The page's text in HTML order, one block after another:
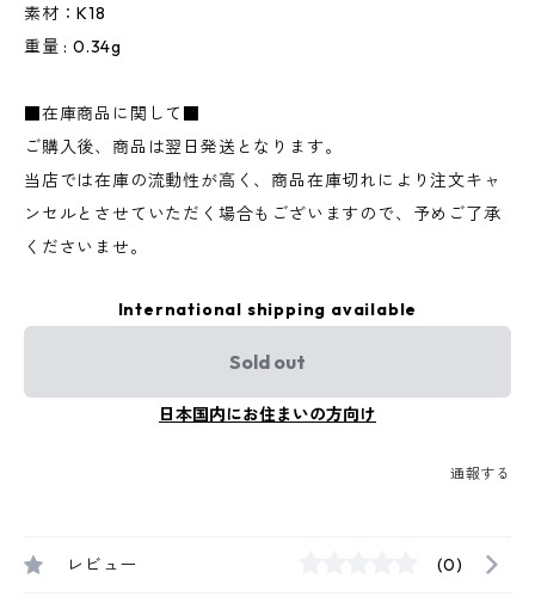
素材：K18
重量 : 0.34g
■在庫商品に関して■
ご購入後、商品は翌日発送となります。
当店では在庫の流動性が高く、商品在庫切れにより注文キャ
ンセルとさせていただく場合もございますので、予めご了承
くださいませ。
International shipping available
Sold out
日本国内にお住まいの方向け
通報する
レビュー (0)